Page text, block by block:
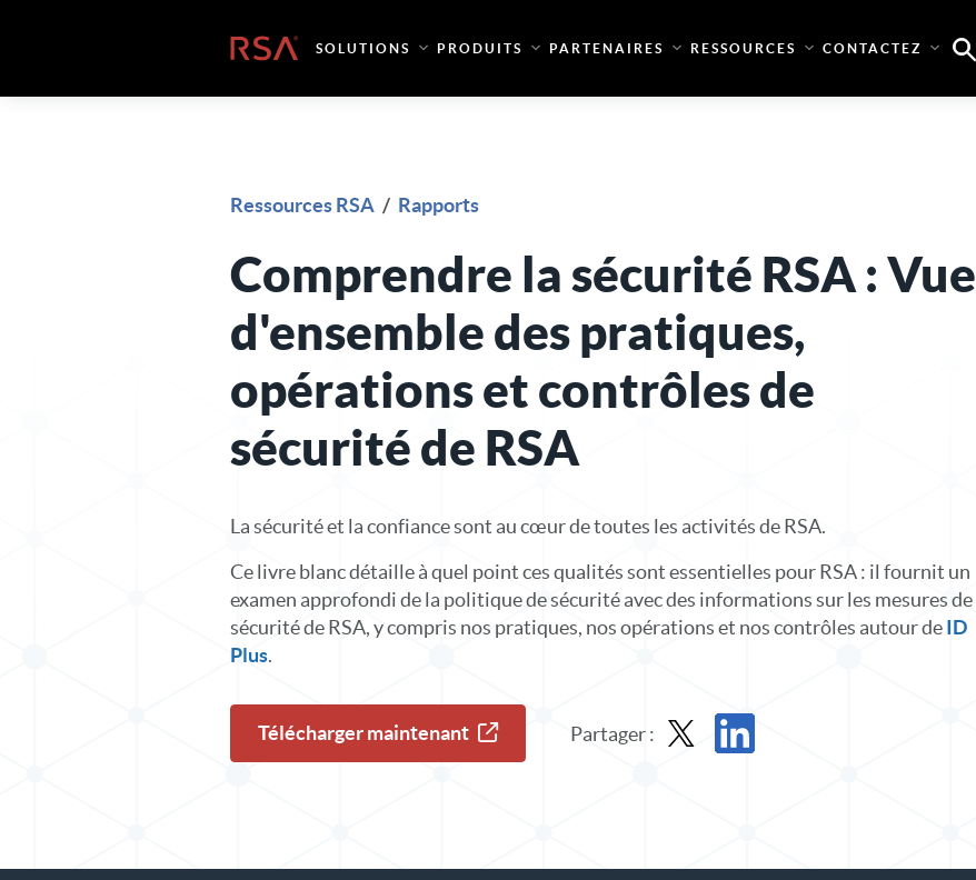
Accueil SOLUTIONS PRODUITS PARTENAIRES RESSOURCES CONTACTEZ
Ressources RSA / Rapports
Comprendre la sécurité RSA : Vue
d'ensemble des pratiques,
opérations et contrôles de
sécurité de RSA
La sécurité et la confiance sont au cœur de toutes les activités de RSA.
Ce livre blanc détaille à quel point ces qualités sont essentielles pour RSA : il fournit un
examen approfondi de la politique de sécurité avec des informations sur les mesures de
sécurité de RSA, y compris nos pratiques, nos opérations et nos contrôles autour deID
Plus.
Télécharger maintenant Partager :